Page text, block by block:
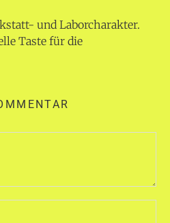
und Laborcharakter.
Taste für die